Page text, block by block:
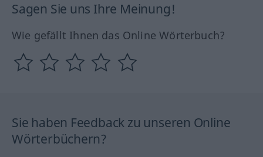
Sagen Sie uns Ihre Meinung!
Wie gefällt Ihnen das Online Wörterbuch?
Sie haben Feedback zu unseren Online
Wörterbüchern?